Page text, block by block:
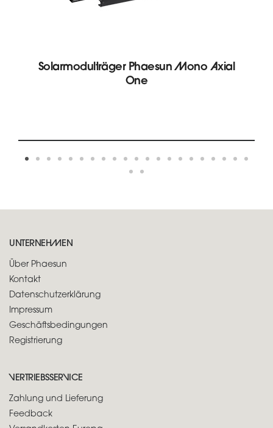
Solarmodulträger Phaesun Mono Axial
One
UNTERNEHMEN
Über Phaesun
Kontakt
Datenschutzerklärung
Impressum
Geschäftsbedingungen
Registrierung
VERTRIEBSSERVICE
Zahlung und Lieferung
Feedback